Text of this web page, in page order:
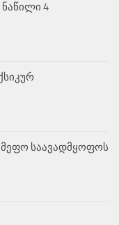
ნაწილი 4
საავადმყოფოს